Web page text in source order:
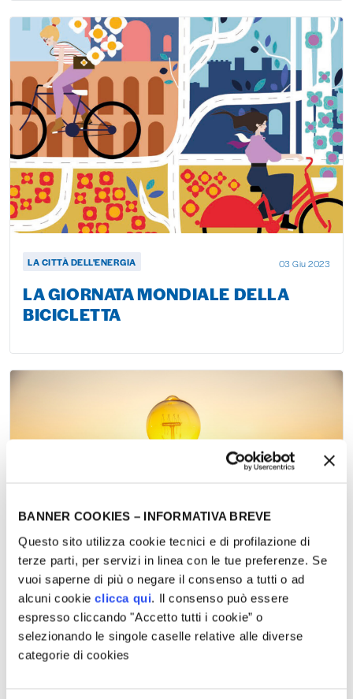
BANNER COOKIES – INFORMATIVA BREVE
Questo sito utilizza cookie tecnici e di profilazione di
terze parti, per servizi in linea con le tue preferenze. Se
vuoi saperne di più o negare il consenso a tutti o ad
alcuni cookieclicca qui. Il consenso può essere
espresso cliccando "Accetto tutti i cookie” o
selezionando le singole caselle relative alle diverse
categorie di cookies
LA CITTÀ DELL'ENERGIA 03 Giu 2023
LA GIORNATA MONDIALE DELLA
BICICLETTA
LA CITTÀ DELL'ENERGIA
DAL FUOCO ALLA LUCE ARTIFICIALE